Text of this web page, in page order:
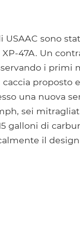
sono
47A. Un
i primi
proposto
una nuova
sei
galloni di
il design